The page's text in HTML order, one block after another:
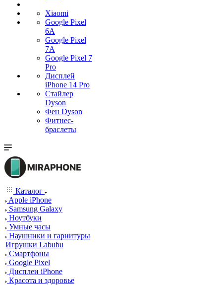
Xiaomi
Google Pixel
6A
Google Pixel
7А
Google Pixel 7
Pro
Дисплей
iPhone 14 Pro
Стайлер
Dyson
Фен Dyson
Фитнес-
браслеты
Каталог
Apple iPhone
Samsung Galaxy
Ноутбуки
Умные часы
Наушники и гарнитуры
Игрушки Labubu
Смартфоны
Google Pixel
Дисплеи iPhone
Красота и здоровье